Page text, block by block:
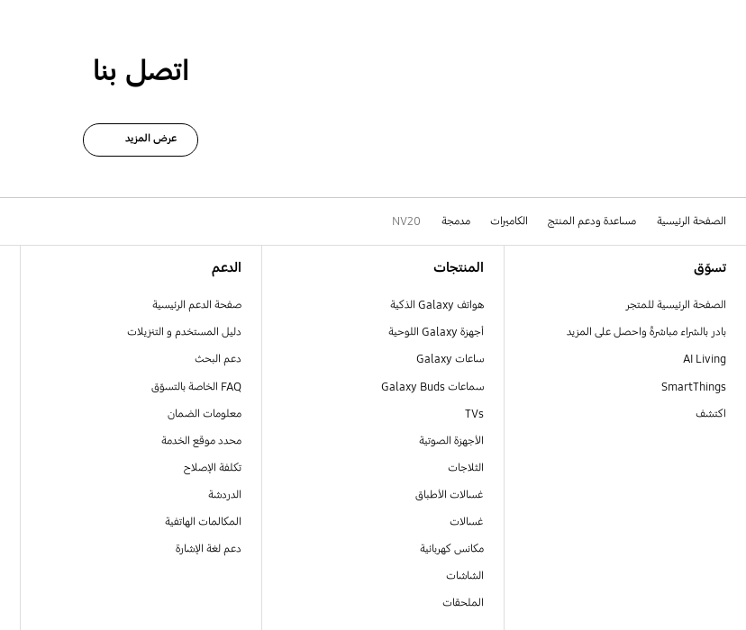
اتصل بنا
عرض المزيد
الصفحة الرئيسية مساعدة ودعم المنتج الكاميرات مدمجة NV20
تسوّق
الصفحة الرئيسية للمتجر
بادر بالشراء مباشرةً واحصل على المزيد
AI Living
SmartThings
اكتشف
المنتجات
هواتف Galaxy الذكية
أجهزة Galaxy اللوحية
ساعات Galaxy
سماعات Galaxy Buds
TVs
الأجهزة الصوتية
الثلاجات
غسالات الأطباق
غسالات
مكانس كهربائية
الشاشات
الملحقات
الدعم
صفحة الدعم الرئيسية
دليل المستخدم و التنزيلات
دعم البحث
FAQ الخاصة بالتسوّق
معلومات الضمان
محدد موقع الخدمة
تكلفة الإصلاح
الدردشة
المكالمات الهاتفية
دعم لغة الإشارة